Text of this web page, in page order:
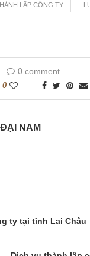
LẬP CÔNG TY
0 comment
0
NAM
ty tại tỉnh Lai Châu